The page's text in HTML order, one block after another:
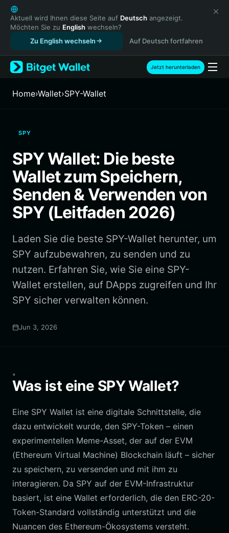
English
日本語
Tiếng Việt
Русский
Español (Latinoamérica)
Türkçe
Français
繁體中文
Bahasa Indonesia
ภาษาไทย
हिन्दी
Español
Português (Brasil)
Aktuell wird Ihnen diese Seite auf Deutsch angezeigt.
Möchten Sie zu English wechseln?
Zu English wechseln
Auf Deutsch fortfahren
Jetzt herunterladen
Home›Wallet›SPY-Wallet
SPY
SPY Wallet: Die beste
Wallet zum Speichern,
Senden & Verwenden von
SPY (Leitfaden 2026)
Laden Sie die beste SPY-Wallet herunter, um
SPY aufzubewahren, zu senden und zu
nutzen. Erfahren Sie, wie Sie eine SPY-
Wallet erstellen, auf DApps zugreifen und Ihr
SPY sicher verwalten können.
Jun 3, 2026
。
Was ist eine SPY Wallet?
Eine SPY Wallet ist eine digitale Schnittstelle, die
dazu entwickelt wurde, den SPY-Token – einen
experimentellen Meme-Asset, der auf der EVM
(Ethereum Virtual Machine) Blockchain läuft – sicher
zu speichern, zu versenden und mit ihm zu
interagieren. Da SPY auf der EVM-Infrastruktur
basiert, ist eine Wallet erforderlich, die den ERC-20-
Token-Standard vollständig unterstützt und die
Nuancen des Ethereum-Ökosystems versteht.